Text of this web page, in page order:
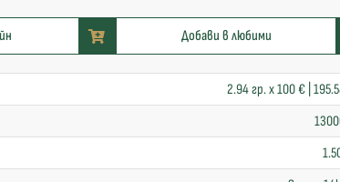
Добави в любими
2.94 гр. x 100 € |